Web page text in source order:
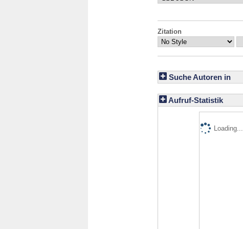
Zitation
Suche Autoren in
Aufruf-Statistik
Loading...